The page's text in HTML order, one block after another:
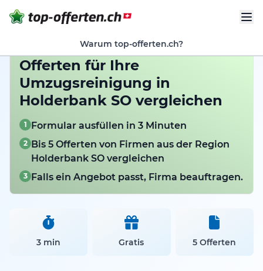
Warum top-offerten.ch?
Offerten für Ihre
Umzugsreinigung in
Holderbank SO vergleichen
1 Formular ausfüllen in 3 Minuten
2 Bis 5 Offerten von Firmen aus der Region
Holderbank SO vergleichen
3 Falls ein Angebot passt, Firma beauftragen.
3 min Gratis 5 Offerten